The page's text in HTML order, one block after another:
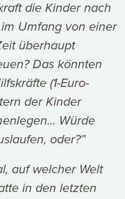
die Kinder nach
Umfang von einer
überhaupt
Das könnten
(1-Euro-
der Kinder
Würde
oder?”
auf welcher Welt
in den letzten